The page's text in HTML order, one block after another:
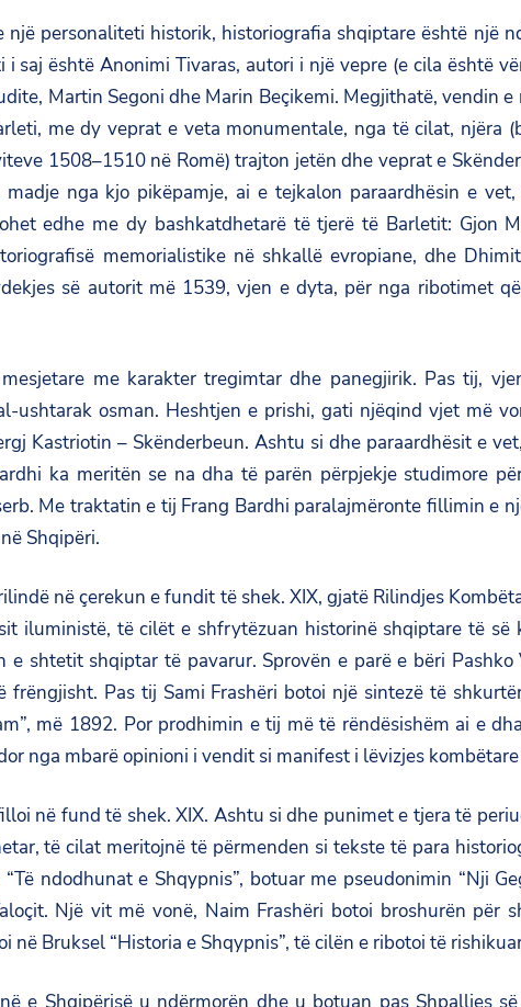
personaliteti historik, historiografia shqiptare është një
është Anonimi Tivaras, autori i një vepre (e cila është
Martin Segoni dhe Marin Beçikemi. Megjithatë, vendin
me dy veprat e veta monumentale, nga të cilat, njëra
1508–1510 në Romë) trajton jetën dhe veprat e
nga kjo pikëpamje, ai e tejkalon paraardhësin e
edhe me dy bashkatdhetarë të tjerë të Barletit: Gjon
memorialistike në shkallë evropiane, dhe
së autorit më 1539, vjen e dyta, për nga ribotimet
me karakter tregimtar dhe panegjirik. Pas tij,
osman. Heshtjen e prishi, gati njëqind vjet më
Kastriotin – Skënderbeun. Ashtu si dhe paraardhësit e
ka meritën se na dha të parën përpjekje studimore
Me traktatin e tij Frang Bardhi paralajmëronte fillimin e
Shqipëri.
në çerekun e fundit të shek. XIX, gjatë Rilindjes
iluministë, të cilët e shfrytëzuan historinë shqiptare të së
shtetit shqiptar të pavarur. Sprovën e parë e bëri
Pas tij Sami Frashëri botoi një sintezë të
më 1892. Por prodhimin e tij më të rëndësishëm ai e
nga mbarë opinioni i vendit si manifest i lëvizjes
në fund të shek. XIX. Ashtu si dhe punimet e tjera të
të cilat meritojnë të përmenden si tekste të para
ndodhunat e Shqypnis”, botuar me pseudonimin “Nji
Një vit më vonë, Naim Frashëri botoi broshurën për
Bruksel “Historia e Shqypnis”, të cilën e ribotoi të